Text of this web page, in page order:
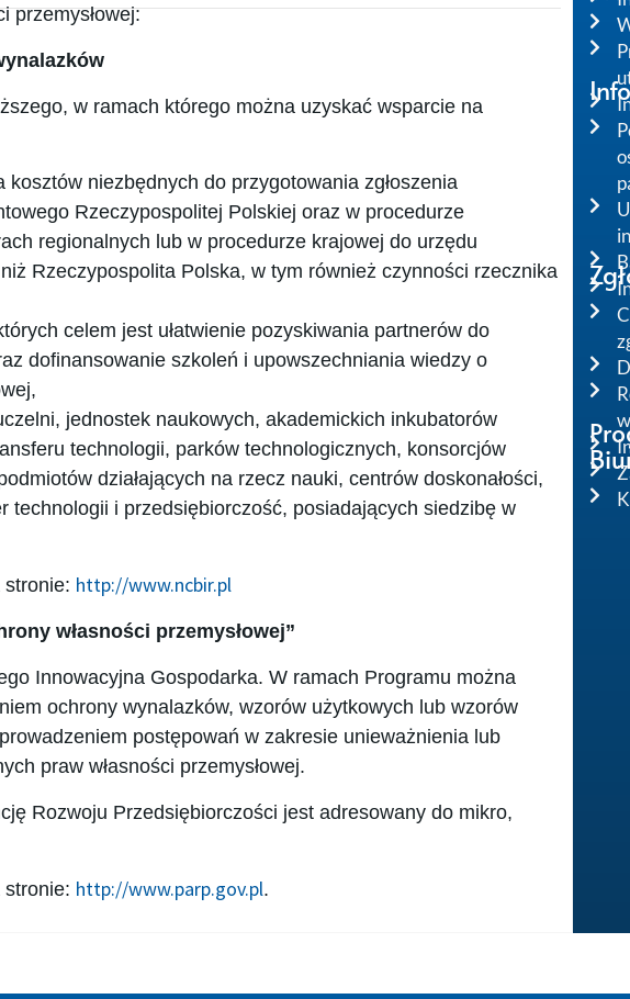
przemysłowej:
w ramach którego można uzyskać wsparcie na
niezbędnych do przygotowania zgłoszenia
Rzeczypospolitej Polskiej oraz w procedurze
regionalnych lub w procedurze krajowej do urzędu
Rzeczypospolita Polska, w tym również czynności rzecznika
celem jest ułatwienie pozyskiwania partnerów do
dofinansowanie szkoleń i upowszechniania wiedzy o
jednostek naukowych, akademickich inkubatorów
technologii, parków technologicznych, konsorcjów
działających na rzecz nauki, centrów doskonałości,
technologii i przedsiębiorczość, posiadających siedzibę w
stronie: http://www.ncbir.pl
własności przemysłowej”
Innowacyjna Gospodarka. W ramach Programu można
ochrony wynalazków, wzorów użytkowych lub wzorów
postępowań w zakresie unieważnienia lub
praw własności przemysłowej.
Rozwoju Przedsiębiorczości jest adresowany do mikro,
stronie: http://www.parp.gov.pl.